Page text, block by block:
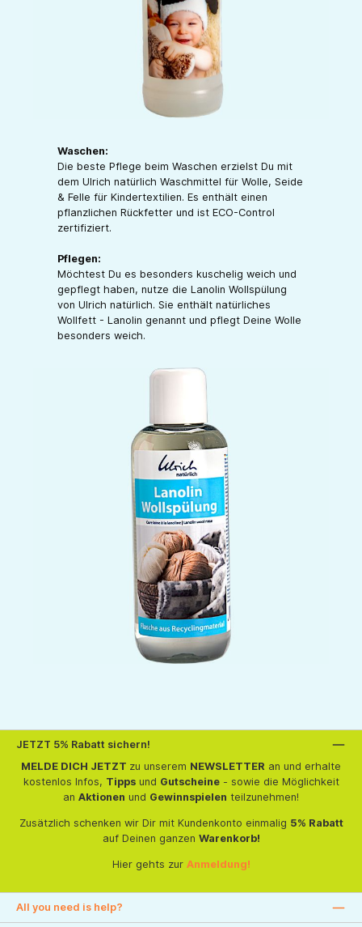
Waschen:
Die beste Pflege beim Waschen erzielst Du mit
dem Ulrich natürlich Waschmittel für Wolle, Seide
& Felle für Kindertextilien. Es enthält einen
pflanzlichen Rückfetter und ist ECO-Control
zertifiziert.
Pflegen:
Möchtest Du es besonders kuschelig weich und
gepflegt haben, nutze die Lanolin Wollspülung
von Ulrich natürlich. Sie enthält natürliches
Wollfett - Lanolin genannt und pflegt Deine Wolle
besonders weich.
JETZT 5% Rabatt sichern!
MELDE DICH JETZT zu unserem NEWSLETTER an und erhalte
kostenlos Infos, Tippsund Gutscheine- sowie die Möglichkeit
an Aktionen und Gewinnspielen teilzunehmen!
Zusätzlich schenken wir Dir mit Kundenkonto einmalig 5% Rabatt
auf Deinen ganzen Warenkorb!
Hier gehts zur Anmeldung!
All you need is help?